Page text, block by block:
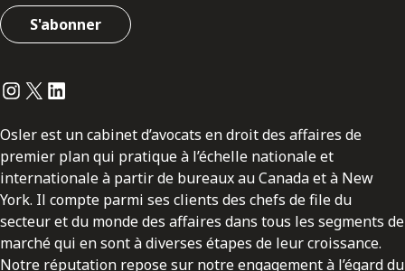
S'abonner
Instagram
Twitter
LinkedIn
Osler est un cabinet d’avocats en droit des affaires de
premier plan qui pratique à l’échelle nationale et
internationale à partir de bureaux au Canada et à New
York. Il compte parmi ses clients des chefs de file du
secteur et du monde des affaires dans tous les segments de
marché qui en sont à diverses étapes de leur croissance.
Notre réputation repose sur notre engagement à l’égard du